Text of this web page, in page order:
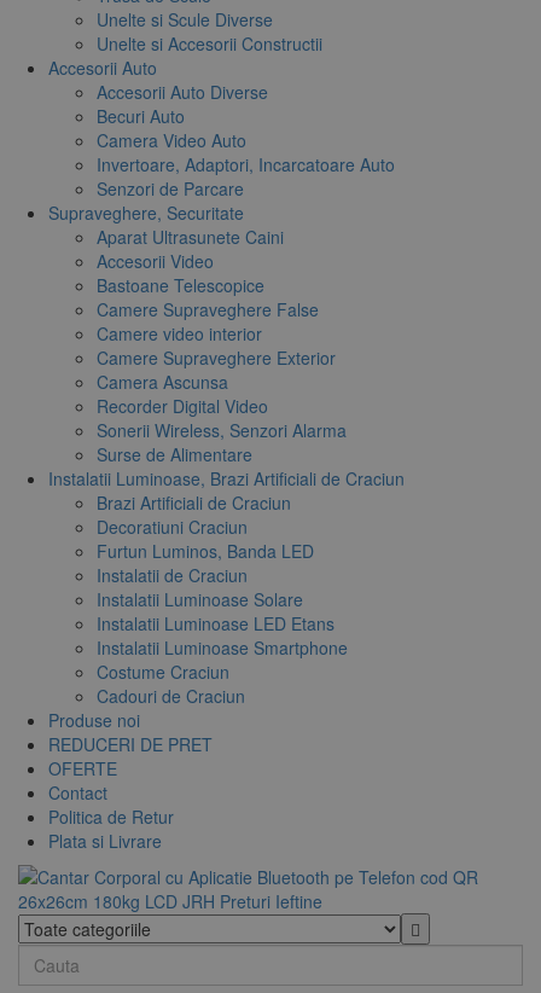
Unelte si Scule Diverse
Unelte si Accesorii Constructii
Accesorii Auto
Accesorii Auto Diverse
Becuri Auto
Camera Video Auto
Invertoare, Adaptori, Incarcatoare Auto
Senzori de Parcare
Supraveghere, Securitate
Aparat Ultrasunete Caini
Accesorii Video
Bastoane Telescopice
Camere Supraveghere False
Camere video interior
Camere Supraveghere Exterior
Camera Ascunsa
Recorder Digital Video
Sonerii Wireless, Senzori Alarma
Surse de Alimentare
Instalatii Luminoase, Brazi Artificiali de Craciun
Brazi Artificiali de Craciun
Decoratiuni Craciun
Furtun Luminos, Banda LED
Instalatii de Craciun
Instalatii Luminoase Solare
Instalatii Luminoase LED Etans
Instalatii Luminoase Smartphone
Costume Craciun
Cadouri de Craciun
Produse noi
REDUCERI DE PRET
OFERTE
Contact
Politica de Retur
Plata si Livrare